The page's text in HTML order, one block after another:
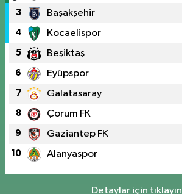
3 Başakşehir
4 Kocaelispor
5 Beşiktaş
6 Eyüpspor
7 Galatasaray
8 Çorum FK
9 Gaziantep FK
10 Alanyaspor
Detaylar için tıklayın